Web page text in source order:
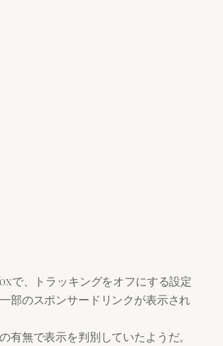
で、トラッキングをオフにする設定
部のスポンサードリンクが表示され
有無で表示を判別していたようだ。